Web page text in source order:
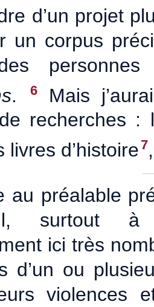
d’un projet
un corpus
. 6Mais
recherches
livres d’histoire 7
au préalable
surtout à
ici très
d’un ou
violences